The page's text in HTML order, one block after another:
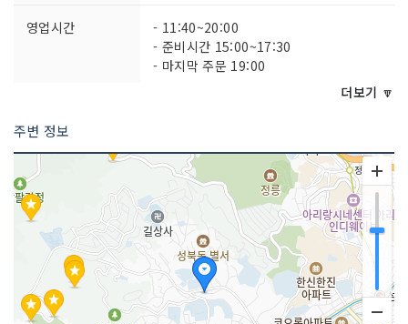
영업시간
- 11:40~20:00
- 준비시간 15:00~17:30
- 마지막 주문 19:00
쉬는날 매주 일요일
금연/흡연 여부 모두 금연석
취급 메뉴 문어 / 수육 / 생선전 등
인허가번호 19870050008
더보기 🔽
주변 정보